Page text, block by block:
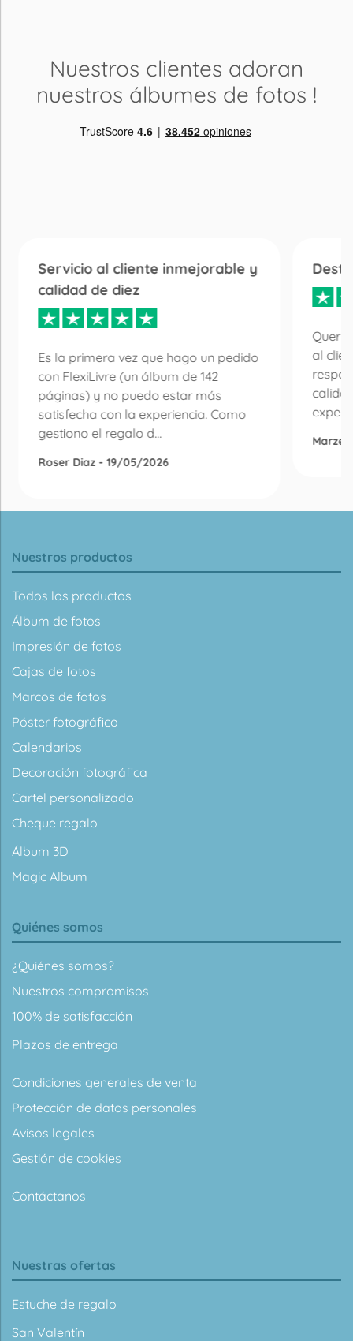
Nuestros clientes adoran
nuestros álbumes de fotos !
Servicio al cliente inmejorable y
calidad de diez
Es la primera vez que hago un pedido
con FlexiLivre (un álbum de 142
páginas) y no puedo estar más
satisfecha con la experiencia. Como
gestiono el regalo d...
Roser Diaz - 19/05/2026
al
Nuestros productos
Todos los productos
Álbum de fotos
Impresión de fotos
Cajas de fotos
Marcos de fotos
Póster fotográfico
Calendarios
Decoración fotográfica
Cartel personalizado
Cheque regalo
Álbum 3D
Magic Album
Quiénes somos
¿Quiénes somos?
Nuestros compromisos
100% de satisfacción
Plazos de entrega
Condiciones generales de venta
Protección de datos personales
Avisos legales
Gestión de cookies
Contáctanos
Nuestras ofertas
Estuche de regalo
San Valentín